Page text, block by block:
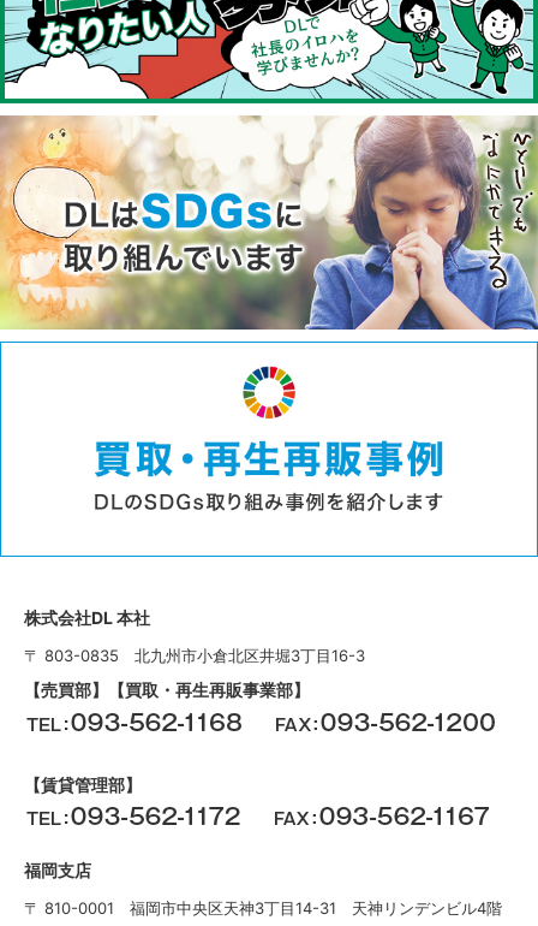
株式会社DL 本社
〒 803-0835 北九州市小倉北区井堀3丁目16-3
【売買部】【買取・再生再販事業部】
【賃貸管理部】
福岡支店
〒 810-0001 福岡市中央区天神3丁目14-31 天神リンデンビル4階